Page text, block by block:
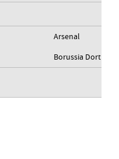
Arsenal
Borussia